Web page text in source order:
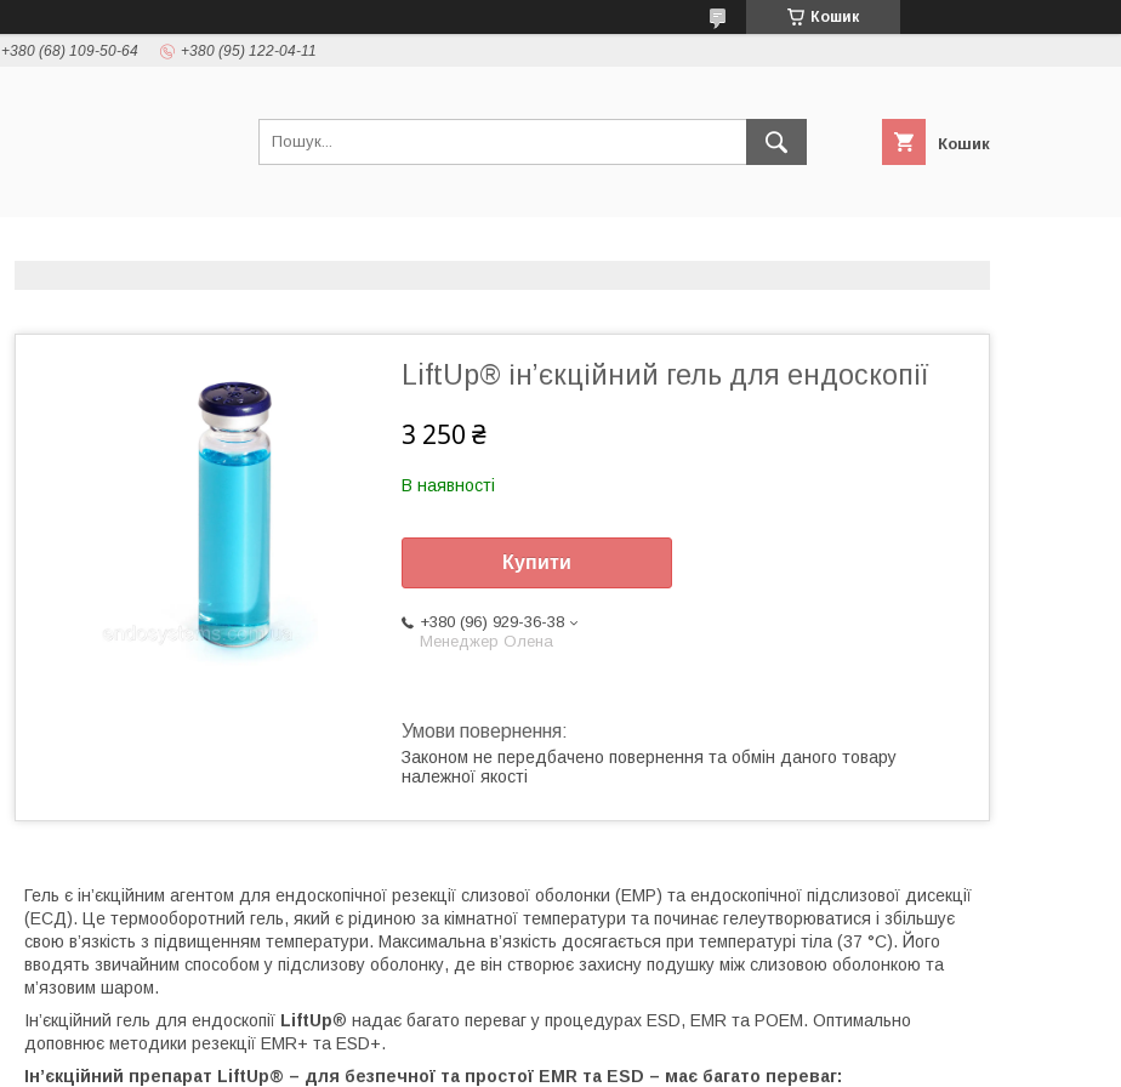
Кошик
+380 (68) 109-50-64 +380 (95) 122-04-11
Кошик
LiftUp® ін’єкційний гель для ендоскопії
3 250 ₴
В наявності
Купити
+380 (96) 929-36-38
Менеджер Олена
Законом не передбачено повернення та обмін даного товару
належної якості
Гель є ін’єкційним агентом для ендоскопічної резекції слизової оболонки (ЕМР) та ендоскопічної підслизової дисекції
(ЕСД). Це термооборотний гель, який є рідиною за кімнатної температури та починає гелеутворюватися і збільшує
свою в’язкість з підвищенням температури. Максимальна в’язкість досягається при температурі тіла (37 °C). Його
вводять звичайним способом у підслизову оболонку, де він створює захисну подушку між слизовою оболонкою та
м’язовим шаром.
Ін’єкційний гель для ендоскопії LiftUp® надає багато переваг у процедурах ESD, EMR та POEM. Оптимально
доповнює методики резекції EMR+ та ESD+.
Ін’єкційний препарат LiftUp® – для безпечної та простої EMR та ESD – має багато переваг: